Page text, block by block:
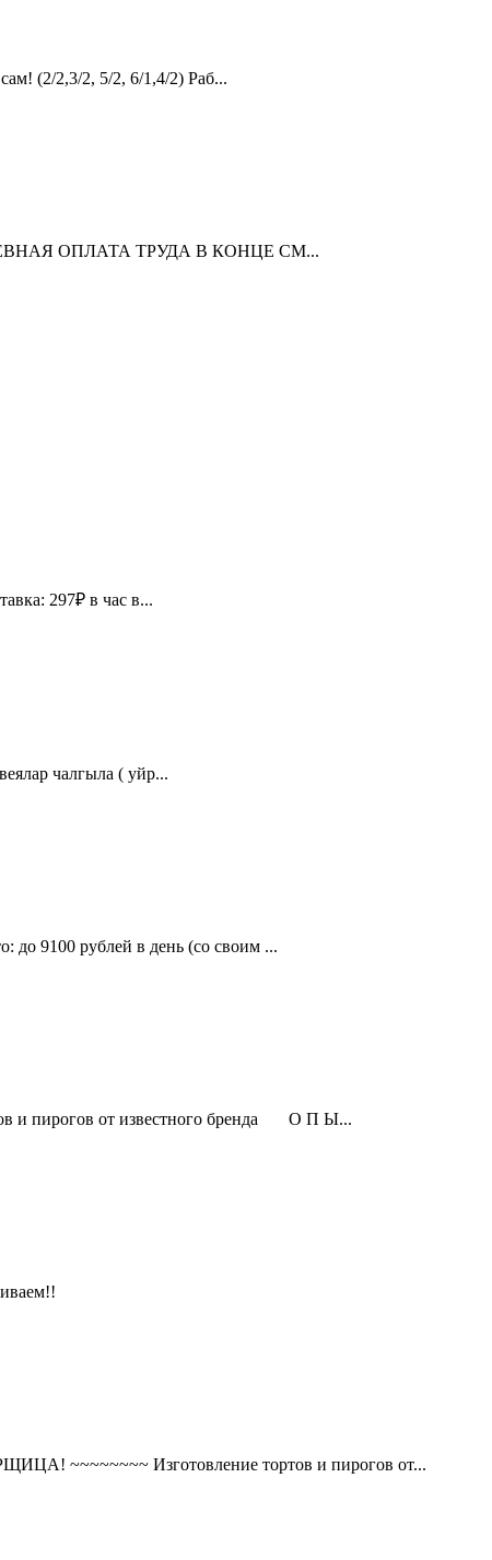
(2/2,3/2, 5/2, 6/1,4/2) Раб...
ОПЛАТА ТРУДА В КОНЦЕ СМ...
297₽ в час в...
чалгыла ( уйр...
рублей в день (со своим ...
от известного бренда О П Ы...
Изготовление тортов и пирогов от...